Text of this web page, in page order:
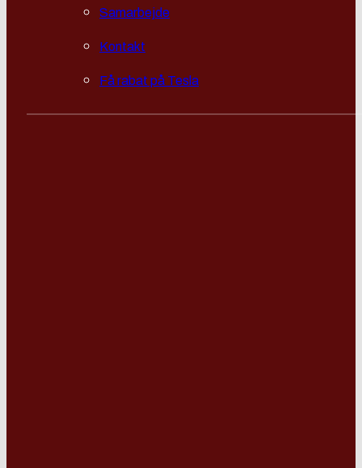
Samarbejde
Kontakt
Få rabat på Tesla